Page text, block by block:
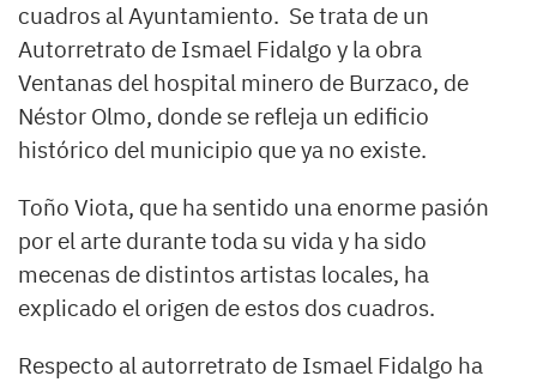
cuadros al Ayuntamiento. Se trata de un
Autorretrato de Ismael Fidalgo y la obra
Ventanas del hospital minero de Burzaco, de
Néstor Olmo, donde se refleja un edificio
histórico del municipio que ya no existe.
Toño Viota, que ha sentido una enorme pasión
por el arte durante toda su vida y ha sido
mecenas de distintos artistas locales, ha
explicado el origen de estos dos cuadros.
Respecto al autorretrato de Ismael Fidalgo ha